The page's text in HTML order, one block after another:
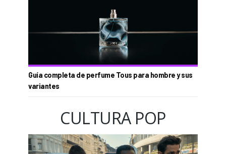
Guía completa de perfume Tous para hombre y sus
variantes
CULTURA POP